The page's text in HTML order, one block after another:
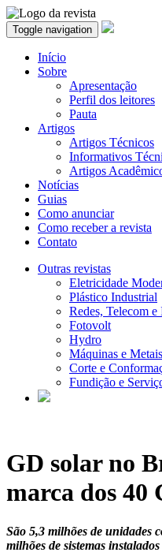
Toggle navigation
Início
Sobre
Apresentação
Perfil dos leitores
Pauta
Artigos
Artigos Técnicos
Informativos
Artigos
Notícias
Guias
Como anunciar
Como receber a revista
Contato
Outras revistas
Eletricidade
Plástico Industrial
Redes, Telecom e
Fotovolt
Hydro
Máquinas e Metais
Corte e
Fundição e
GD solar no
marca dos 40
São 5,3 milhões de unidades
milhões de sistemas instalados